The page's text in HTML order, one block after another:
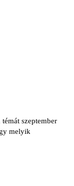
szeptember
melyik